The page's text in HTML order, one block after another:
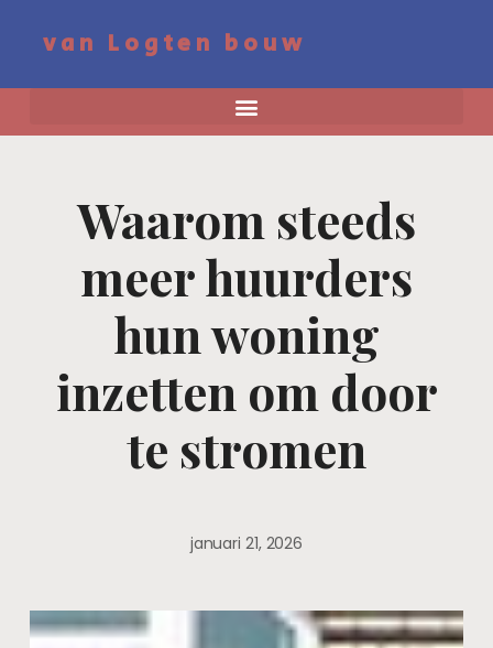
van Logten bouw
Waarom steeds
meer huurders
hun woning
inzetten om door
te stromen
januari 21, 2026